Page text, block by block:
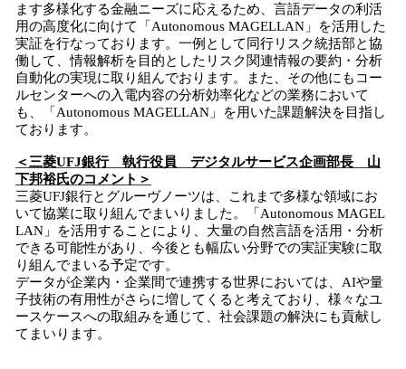
ます多様化する金融ニーズに応えるため、言語データの利活
用の高度化に向けて「Autonomous MAGELLAN」を活用した
実証を行なっております。一例として同行リスク統括部と協
働して、情報解析を目的としたリスク関連情報の要約・分析
自動化の実現に取り組んでおります。また、その他にもコー
ルセンターへの入電内容の分析効率化などの業務において
も、「Autonomous MAGELLAN」を用いた課題解決を目指し
ております。
＜三菱UFJ銀行 執行役員 デジタルサービス企画部長 山
下邦裕氏のコメント＞
三菱UFJ銀行とグルーヴノーツは、これまで多様な領域にお
いて協業に取り組んでまいりました。「Autonomous MAGEL
LAN」を活用することにより、大量の自然言語を活用・分析
できる可能性があり、今後とも幅広い分野での実証実験に取
り組んでまいる予定です。
データが企業内・企業間で連携する世界においては、AIや量
子技術の有用性がさらに増してくると考えており、様々なユ
ースケースへの取組みを通じて、社会課題の解決にも貢献し
てまいります。